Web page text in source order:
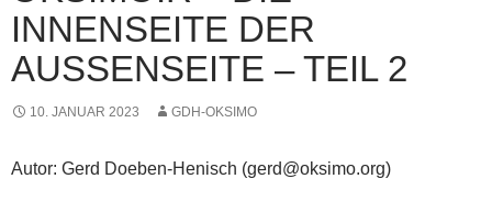
INNENSEITE DER
AUSSENSEITE – TEIL 2
10. JANUAR 2023 GDH-OKSIMO
Autor: Gerd Doeben-Henisch (gerd@oksimo.org)